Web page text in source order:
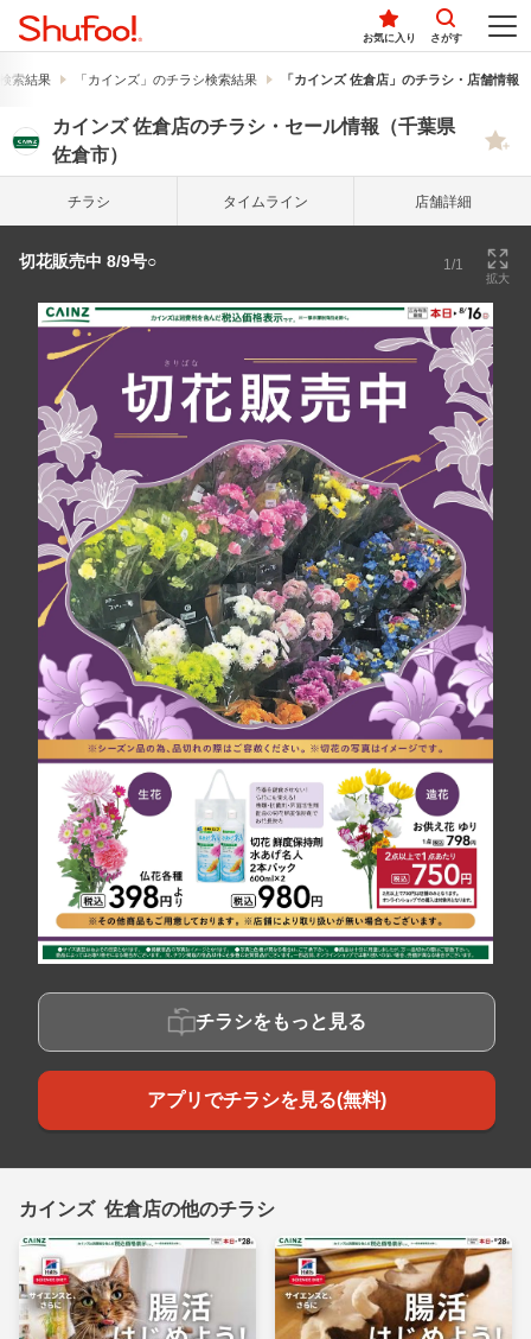
お気に入り さがす
索結果 「カインズ」のチラシ検索結果 「カインズ 佐倉店」のチラシ・店舗情報
カインズ 佐倉店のチラシ・セール情報（千葉県
佐倉市）
チラシ タイム ライン 店舗詳細
切花販売中 8/9号○ 1/1
拡大
チラシをもっと見る
アプリでチラシを見る(無料)
カインズ 佐倉店の他のチラシ